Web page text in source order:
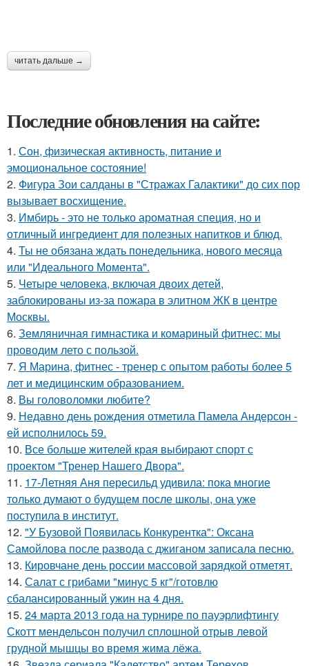
читать дальше →
Последние обновления на сайте:
1. Сон, физическая активность, питание и
эмоциональное состояние!
2. Фигура Зои салданы в "Стражах Галактики" до сих пор
вызывает восхищение.
3. Имбирь - это не только ароматная специя, но и
отличный ингредиент для полезных напитков и блюд.
4. Ты не обязана ждать понедельника, нового месяца
или "Идеального Момента".
5. Четыре человека, включая двоих детей,
заблокированы из-за пожара в элитном ЖК в центре
Москвы.
6. Земляничная гимнастика и комариный фитнес: мы
проводим лето с пользой.
7. Я Марина, фитнес - тренер с опытом работы более 5
лет и медицинским образованием.
8. Вы головоломки любите?
9. Недавно день рождения отметила Памела Андерсон -
ей исполнилось 59.
10. Все больше жителей края выбирают спорт с
проектом "Тренер Нашего Двора".
11. 17-Летняя Аня пересильд удивила: пока многие
только думают о будущем после школы, она уже
поступила в институт.
12. "У Бузовой Появилась Конкурентка": Оксана
Самойлова после развода с джиганом записала песню.
13. Кировчане день россии массовой зарядкой отметят.
14. Салат с грибами "минус 5 кг"/готовлю
сбалансированный ужин на 4 дня.
15. 24 марта 2013 года на турнире по пауэрлифтингу
Скотт мендельсон получил сплошной отрыв левой
грудной мышцы во время жима лёжа.